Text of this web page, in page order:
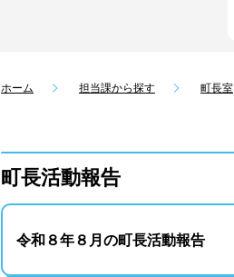
ホーム 担当課から探す 町長室
町長活動報告
令和８年８月の町長活動報告